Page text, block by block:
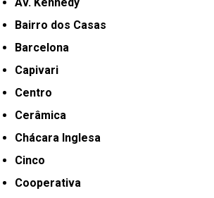
Av. Kennedy
Bairro dos Casas
Barcelona
Capivari
Centro
Cerâmica
Chácara Inglesa
Cinco
Cooperativa